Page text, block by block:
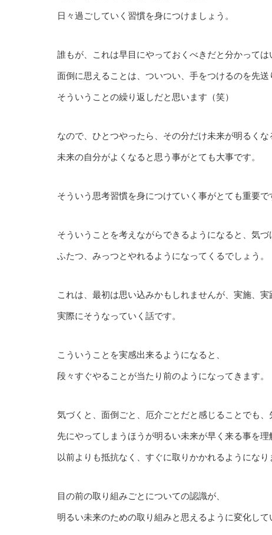
日々過ごしていく習慣を身につけましょう。
誰もが、これは早目にやっておくべきだと分かっては
面倒に思えることは、ついつい、手をつけるのを先送
そういうことの繰り返しだと思います（笑）
なので、ひとつやったら、その分だけ未来が明るくな
未来の自分がよくなると思う事がとても大事です。
そういう思考習慣を身につけていく事がとても重要で
そういうことを考えながらできるようになると、気づ
ふたつ、みっつとやれるようになってくるでしょう。
これは、最初は思い込みかもしれませんが、実施、実
実際にそうなっていく話です。
こういうことを実感出来るようになると、
段々すぐやることが当たり前のようになってきます。
気づくと、面倒ごと、厄介ごとだと感じることでも、
先にやってしまうほうが明るい未来が早く来る事を理
以前よりも抵抗なく、すぐに取りかかれるようになり
目の前の取り組みごとについての認識が、
明るい未来のための取り組みと思えるように変化して